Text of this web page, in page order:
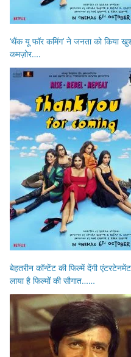
‘थैंक यू फॉर कमिंग’ ने जनता को किया
कमज़ोर….
बेहतरीन कॉन्टेंट की फिल्में देंगी
लाया है फिल्मों की सौगात……